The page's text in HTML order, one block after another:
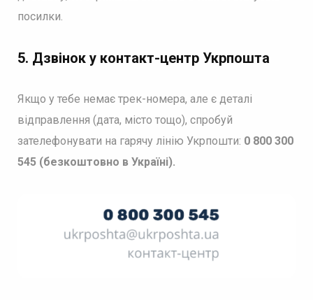
посилки.
5. Дзвінок у контакт-центр Укрпошта
Якщо у тебе немає трек-номера, але є деталі
відправлення (дата, місто тощо), спробуй
зателефонувати на гарячу лінію Укрпошти: 0 800 300
545 (безкоштовно в Україні).